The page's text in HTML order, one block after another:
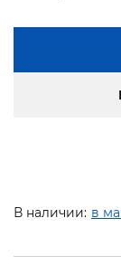
В наличии: в